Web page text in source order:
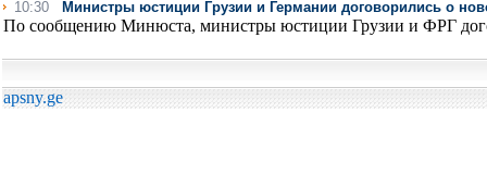
10:30 Министры юстиции Грузии и Германии договорились о
По сообщению Минюста, министры юстиции Грузии и ФРГ
apsny.ge